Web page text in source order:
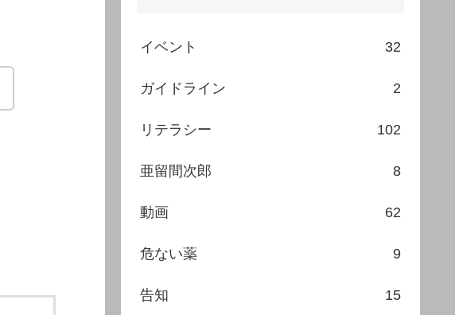
イベント 32
ガイドライン 2
リテラシー 102
亜留間次郎 8
動画 62
危ない薬 9
告知 15